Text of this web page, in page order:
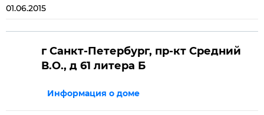
01.06.2015
г Санкт-Петербург, пр-кт Средний
В.О., д 61 литера Б
Информация о доме